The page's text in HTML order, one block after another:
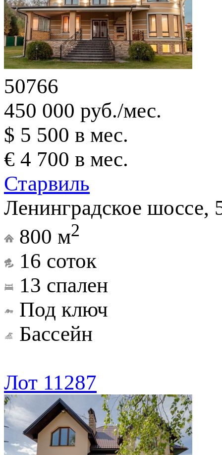
50766
450 000 руб./мес.
$ 5 500 в мес.
€ 4 700 в мес.
Старвиль
Ленинградское шоссе,
800 м2
16 соток
13 спален
Под ключ
Бассейн
Лот 11287